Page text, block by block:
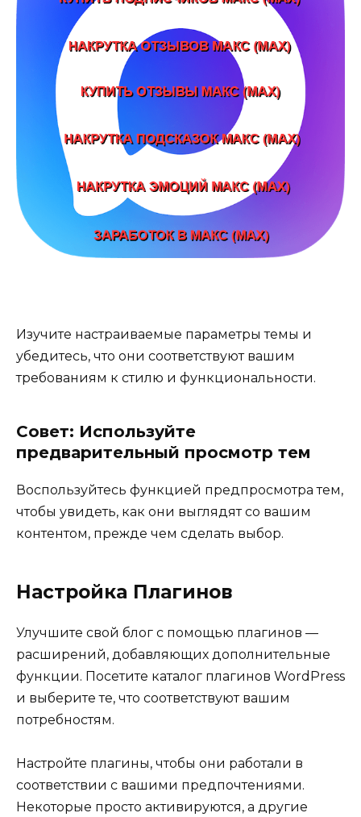
Изучите настраиваемые параметры темы и
убедитесь, что они соответствуют вашим
требованиям к стилю и функциональности.
Совет: Используйте
предварительный просмотр тем
Воспользуйтесь функцией предпросмотра тем,
чтобы увидеть, как они выглядят со вашим
контентом, прежде чем сделать выбор.
Настройка Плагинов
Улучшите свой блог с помощью плагинов —
расширений, добавляющих дополнительные
функции. Посетите каталог плагинов WordPress
и выберите те, что соответствуют вашим
потребностям.
Настройте плагины, чтобы они работали в
соответствии с вашими предпочтениями.
Некоторые просто активируются, а другие